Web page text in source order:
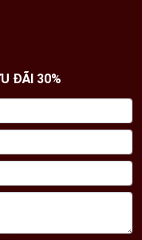
cảm ơn quý khách
tác Quốc huy
tôi thi công và
phẩm được chế tác
nhất, sản xuất
chí về thẩm mỹ
hài lòng quý
ĐÃI 30%